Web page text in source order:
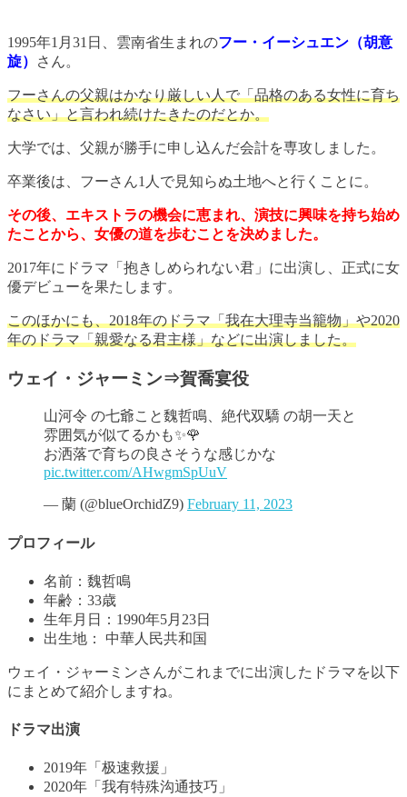
1995年1月31日、雲南省生まれのフー・イーシュエン （胡意
旋）
さん。
フーさんの父親はかなり厳しい人で「品格のある女性に育ち
なさい」と言われ続けたきたのだとか。
大学では、父親が勝手に申し込んだ会計を専攻しました。
卒業後は、フーさん1人で見知らぬ土地へと行くことに。
その後、エキストラの機会に恵まれ、演技に興味を持ち始め
たことから、女優の道を歩むことを決めました。
2017年にドラマ「抱きしめられない君」に出演し、正式に女
優デビューを果たします。
このほかにも、2018年のドラマ「我在大理寺当籠物」や2020
年のドラマ「親愛なる君主様」などに出演しました。
ウェイ・ジャーミン⇒賀喬宴役
山河令 の七爺こと魏哲鳴、絶代双驕 の胡一天と
雰囲気が似てるかも✨🌹
お洒落で育ちの良さそうな感じかな
pic.twitter.com/AHwgmSpUuV
— 蘭 (@blueOrchidZ9) February 11, 2023
プロフィール
名前：魏哲鳴
年齢：33歳
生年月日：1990年5月23日
出生地： 中華人民共和国
ウェイ・ジャーミンさんがこれまでに出演したドラマを以下
にまとめて紹介しますね。
ドラマ出演
2019年「极速救援」
2020年「我有特殊沟通技巧」